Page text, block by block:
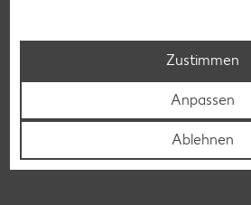
Zustimmen
Anpassen
Ablehnen